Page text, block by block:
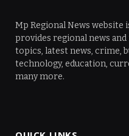
Mp Regional News
provides regional news
topics, latest news, crime,
technology, education,
many more.